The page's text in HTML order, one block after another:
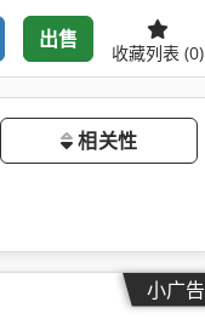
出售
收藏列表 (0)
相关性
小广告